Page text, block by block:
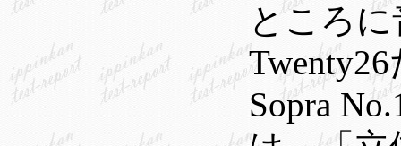
ところ
Sopra